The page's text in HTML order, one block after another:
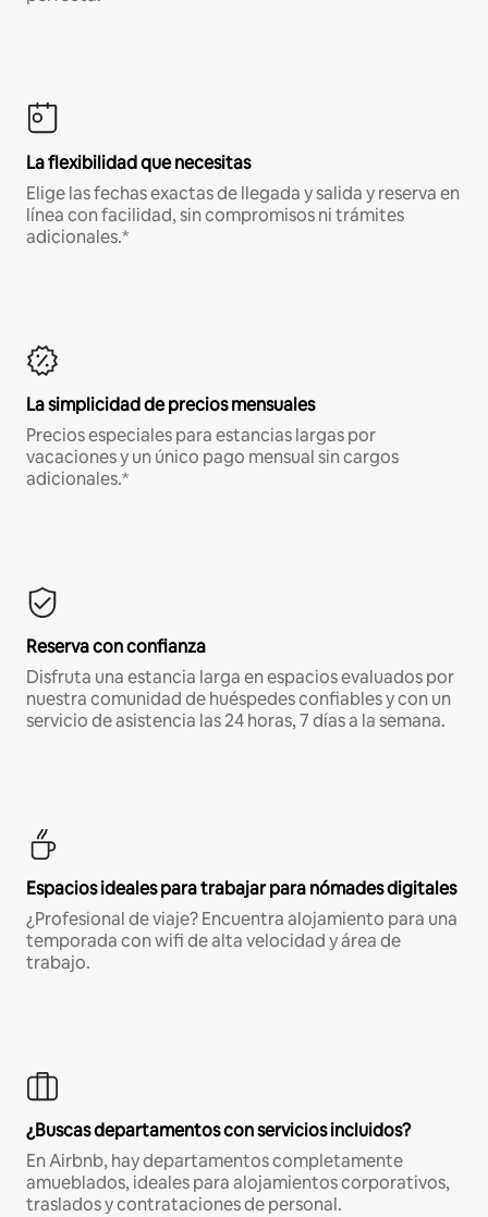
La flexibilidad que necesitas
Elige las fechas exactas de llegada y salida y reserva en
línea con facilidad, sin compromisos ni trámites
adicionales.*
La simplicidad de precios mensuales
Precios especiales para estancias largas por
vacaciones y un único pago mensual sin cargos
adicionales.*
Reserva con confianza
Disfruta una estancia larga en espacios evaluados por
nuestra comunidad de huéspedes confiables y con un
servicio de asistencia las 24 horas, 7 días a la semana.
Espacios ideales para trabajar para nómades digitales
¿Profesional de viaje? Encuentra alojamiento para una
temporada con wifi de alta velocidad y área de
trabajo.
¿Buscas departamentos con servicios incluidos?
En Airbnb, hay departamentos completamente
amueblados, ideales para alojamientos corporativos,
traslados y contrataciones de personal.